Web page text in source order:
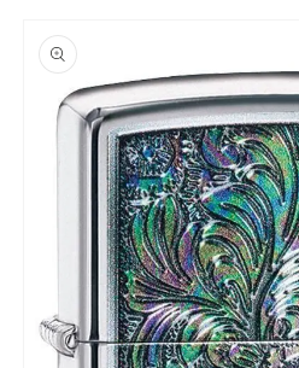
PRODUCT
INFORMATION